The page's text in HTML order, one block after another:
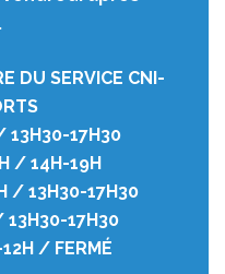
DU SERVICE CNI-
13H30-17H30
/ 14H-19H
/ 13H30-17H30
13H30-17H30
/ FERMÉ